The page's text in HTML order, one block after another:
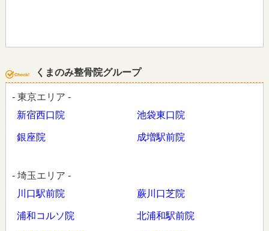
くまのみ整骨院グループ
- 東京エリア -
新宿西口院
池袋東口院
銀座院 成増駅前院
- 埼玉エリア -
川口駅前院
蕨川口芝院
浦和コルソ院 北浦和駅前院